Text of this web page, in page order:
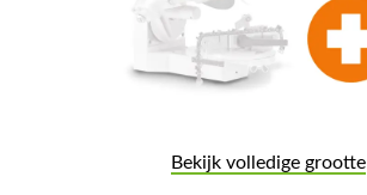
Bekijk volledige grootte